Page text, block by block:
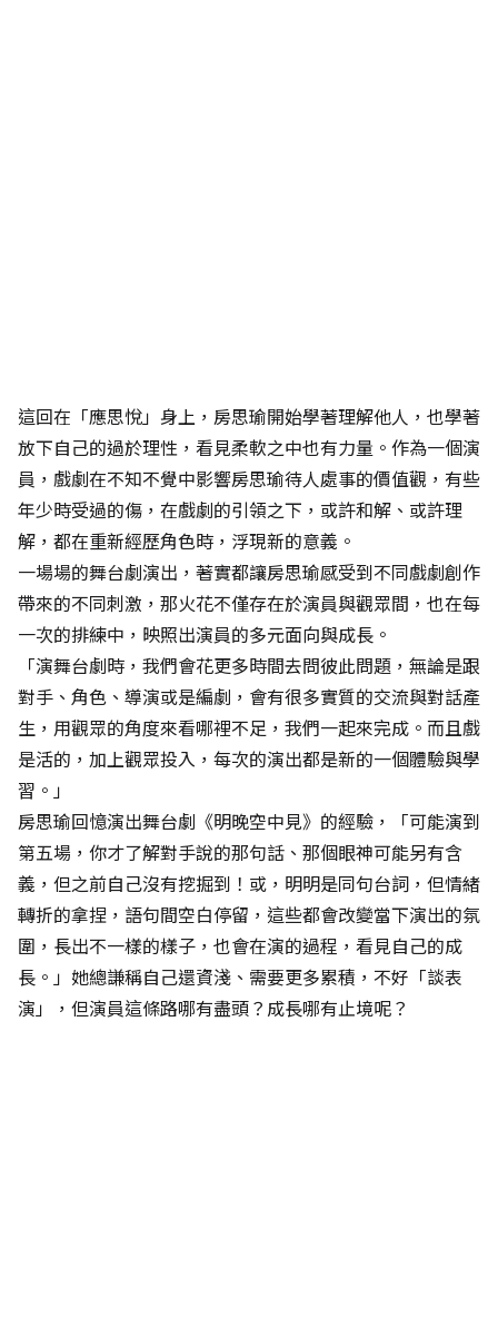
這回在「應思悅」身上，房思瑜開始學著理解他人，也學著
放下自己的過於理性，看見柔軟之中也有力量。作為一個演
員，戲劇在不知不覺中影響房思瑜待人處事的價值觀，有些
年少時受過的傷，在戲劇的引領之下，或許和解、或許理
解，都在重新經歷角色時，浮現新的意義。
一場場的舞台劇演出，著實都讓房思瑜感受到不同戲劇創作
帶來的不同刺激，那火花不僅存在於演員與觀眾間，也在每
一次的排練中，映照出演員的多元面向與成長。
「演舞台劇時，我們會花更多時間去問彼此問題，無論是跟
對手、角色、導演或是編劇，會有很多實質的交流與對話產
生，用觀眾的角度來看哪裡不足，我們一起來完成。而且戲
是活的，加上觀眾投入，每次的演出都是新的一個體驗與學
習。」
房思瑜回憶演出舞台劇《明晚空中見》的經驗，「可能演到
第五場，你才了解對手說的那句話、那個眼神可能另有含
義，但之前自己沒有挖掘到！或，明明是同句台詞，但情緒
轉折的拿捏，語句間空白停留，這些都會改變當下演出的氛
圍，長出不一樣的樣子，也會在演的過程，看見自己的成
長。」她總謙稱自己還資淺、需要更多累積，不好「談表
演」，但演員這條路哪有盡頭？成長哪有止境呢？